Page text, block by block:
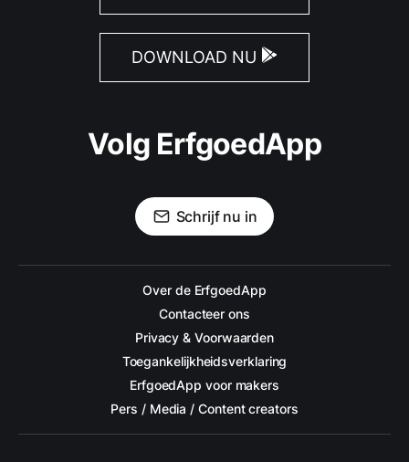
DOWNLOAD NU
Volg ErfgoedApp
Schrijf nu in
Over de ErfgoedApp
Contacteer ons
Privacy & Voorwaarden
Toegankelijkheidsverklaring
ErfgoedApp voor makers
Pers / Media / Content creators